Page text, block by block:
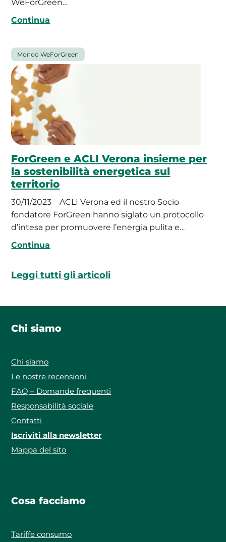
WeForGreen…
Continua
Mondo WeForGreen
ForGreen e ACLI Verona insieme per
la sostenibilità energetica sul
territorio
30/11/2023
ACLI Verona ed il nostro Socio
fondatore ForGreen hanno siglato un protocollo
d’intesa per promuovere l’energia pulita e…
Continua
Leggi tutti gli articoli
Chi siamo
Chi siamo
Le nostre recensioni
FAQ – Domande frequenti
Responsabilità sociale
Contatti
Iscriviti alla newsletter
Mappa del sito
Cosa facciamo
Tariffe consumo